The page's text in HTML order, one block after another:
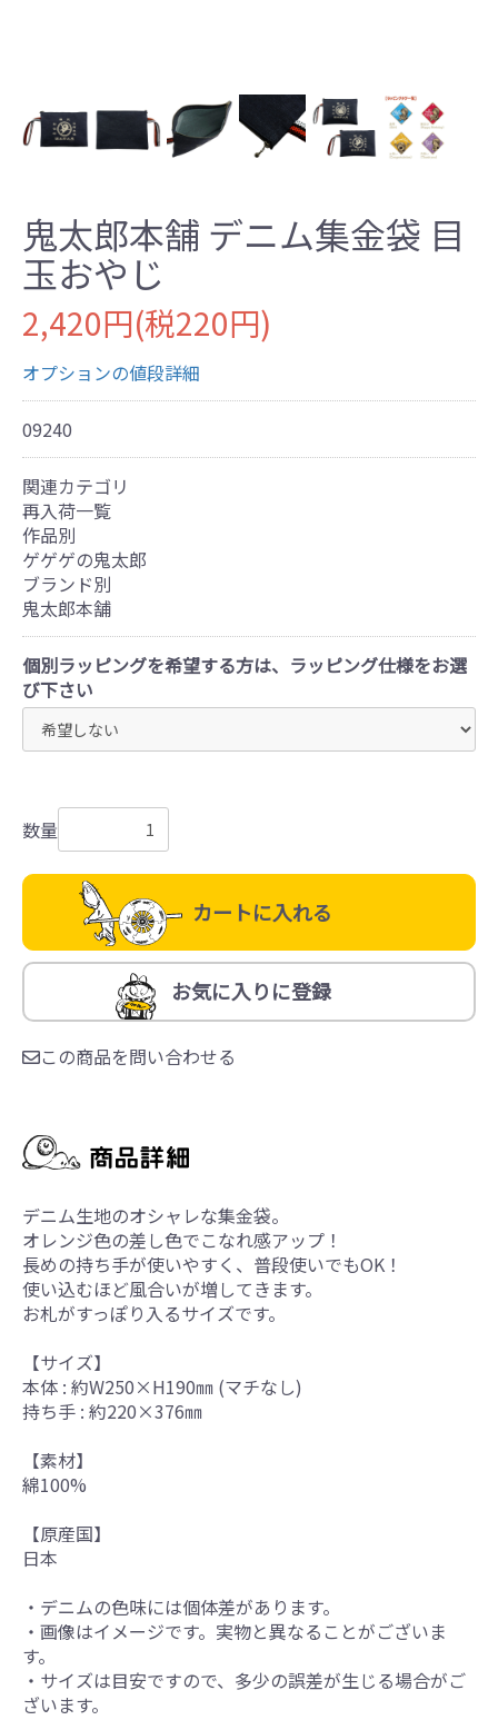
鬼太郎本舗 デニム集金袋 目
玉おやじ
2,420円(税220円)
オプションの値段詳細
09240
関連カテゴリ
再入荷一覧
作品別
ゲゲゲの鬼太郎
ブランド別
鬼太郎本舗
個別ラッピングを希望する方は、ラッピング仕様をお選
び下さい
数量
カートに入れる
お気に入りに登録
この商品を問い合わせる
デニム生地のオシャレな集金袋。
オレンジ色の差し色でこなれ感アップ！
長めの持ち手が使いやすく、普段使いでもOK！
使い込むほど風合いが増してきます。
お札がすっぽり入るサイズです。
【サイズ】
本体 : 約W250×H190㎜ (マチなし)
持ち手 : 約220×376㎜
【素材】
綿100%
【原産国】
日本
・デニムの色味には個体差があります。
・画像はイメージです。実物と異なることがございま
す。
・サイズは目安ですので、多少の誤差が生じる場合がご
ざいます。